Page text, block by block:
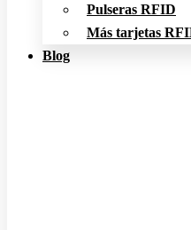
Pulseras RFID
Más tarjetas
Blog